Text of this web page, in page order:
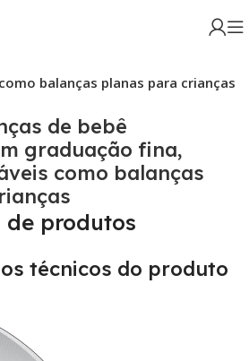
balanças planas para crianças
de bebê
graduação fina,
como balanças
produtos
técnicos do produto